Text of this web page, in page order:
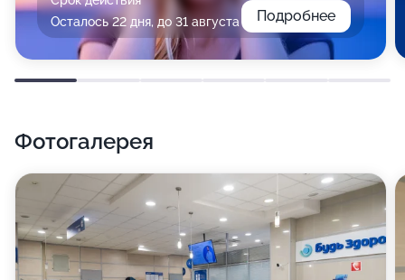
Осталось 22 дня, до 31 августа
Подробнее
Фотогалерея